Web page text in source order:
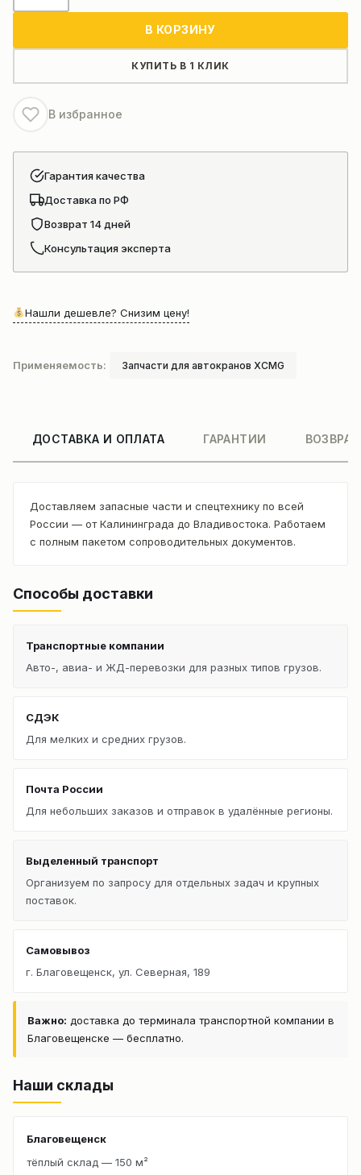
автокрана
XCMG
qy125
В КОРЗИНУ
КУПИТЬ В 1 КЛИК
В избранное
Гарантия качества
Доставка по РФ
Возврат 14 дней
Консультация эксперта
Нашли дешевле? Снизим цену!
Применяемость: Запчасти для автокранов XCMG
ДОСТАВКА И ОПЛАТА ГАРАНТИИ
Доставляем запасные части и спецтехнику по всей
России — от Калининграда до Владивостока. Работаем
с полным пакетом сопроводительных документов.
Способы доставки
Транспортные компании
Авто-, авиа- и ЖД-перевозки для разных типов грузов.
СДЭК
Для мелких и средних грузов.
Почта России
Для небольших заказов и отправок в удалённые регионы.
Выделенный транспорт
Организуем по запросу для отдельных задач и крупных
поставок.
Самовывоз
г. Благовещенск, ул. Северная, 189
Важно: доставка до терминала транспортной компании в
Благовещенске — бесплатно.
Наши склады
Благовещенск
тёплый склад — 150 м²